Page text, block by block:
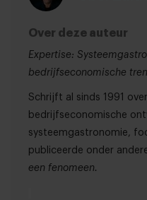
Over deze auteur
Expertise:
bedrijfseconomische
Schrijft al sinds 1991
bedrijfseconomische
systeemgastronomie,
publiceerde onder
een fenomeen.